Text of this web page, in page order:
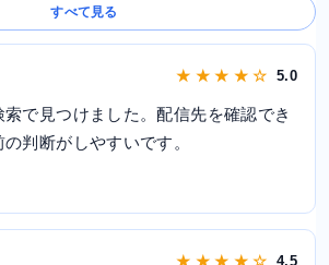
すべて見る
★ ★ ★ ★ ☆ 5.0
で見つけました。配信先を確認でき
判断がしやすいです。
★ ★ ★ ★ ☆ 4.5